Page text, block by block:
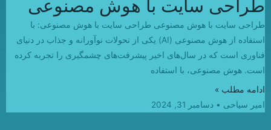
طراحی سایت با هوش مصنوعی
طراحی سایت با هوش مصنوعی طراحی سایت با هوش مصنوعی: با
استفاده از هوش مصنوعی (AI) یکی از تحولات نوآورانه و جذاب در دنیای
فناوری است که در سال‌های اخیر پیشرفت‌های چشمگیری را تجربه کرده
است. هوش مصنوعی، با استفاده
ادامه مطلب »
امیر سیاحی
دسامبر 31, 2024